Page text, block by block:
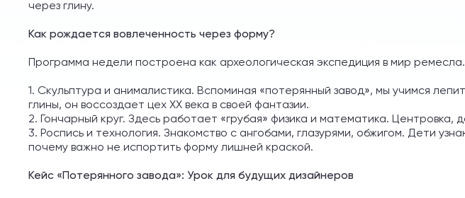
через глину.
Как рождается вовлеченность через форму?
Программа недели построена как археологическая экспедиция в мир ремесла.
1. Скульптура и анималистика. Вспоминая «потерянный завод», мы учимся
глины, он воссоздает цех XX века в своей фантазии.
2. Гончарный круг. Здесь работает «грубая» физика и математика.
3. Роспись и технология. Знакомство с ангобами, глазурями, обжигом. Дети
почему важно не испортить форму лишней краской.
Кейс «Потерянного завода»: Урок для будущих дизайнеров